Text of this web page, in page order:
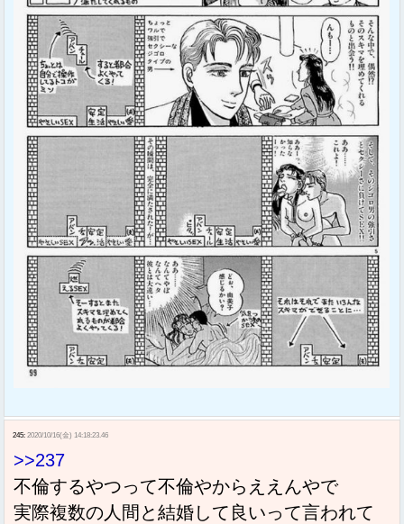
245: 2020/10/16(金) 14:18:23.46
>>237
不倫するやつって不倫やからええんやで
実際複数の人間と結婚して良いって言われて